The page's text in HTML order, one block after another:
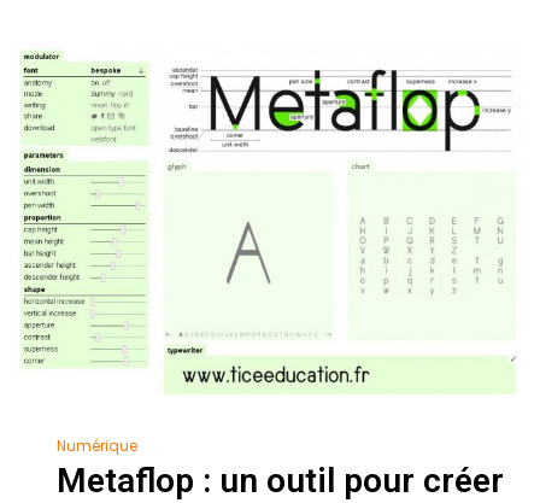
Numérique
Metaflop : un outil pour créer